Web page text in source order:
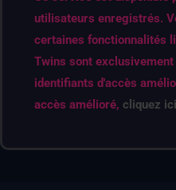
utilisateurs enregistrés.
certaines fonctionnalités
Twins sont
identifiants d'accès
accès amélioré, cliquez